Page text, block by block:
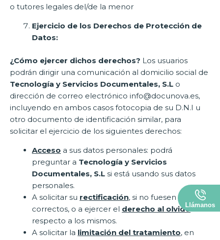
o tutores legales del/de la menor
Ejercicio de los Derechos de Protección de
Datos:
¿Cómo ejercer dichos derechos? Los usuarios
podrán dirigir una comunicación al domicilio social de
Tecnología y Servicios Documentales, S.L o
dirección de correo electrónico info@docunova.es,
incluyendo en ambos casos fotocopia de su D.N.I u
otro documento de identificación similar, para
solicitar el ejercicio de los siguientes derechos:
Acceso a sus datos personales: podrá
preguntar a Tecnología y Servicios
Documentales, S.L si está usando sus datos
personales.
A solicitar su rectificación, si no fuesen
correctos, o a ejercer el derecho al olvidocon
respecto a los mismos.
A solicitar la limitación del tratamiento, en
Llámanos